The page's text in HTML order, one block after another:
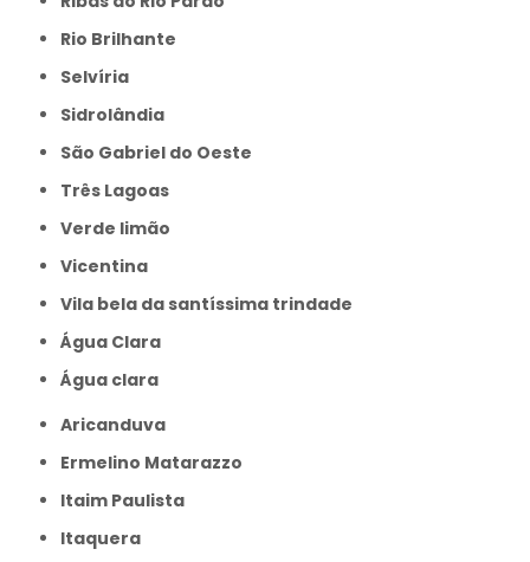
Rio Brilhante
Selvíria
Sidrolândia
São Gabriel do Oeste
Três Lagoas
Verde limão
Vicentina
Vila bela da santíssima trindade
Água Clara
Água clara
Aricanduva
Ermelino Matarazzo
Itaim Paulista
Itaquera